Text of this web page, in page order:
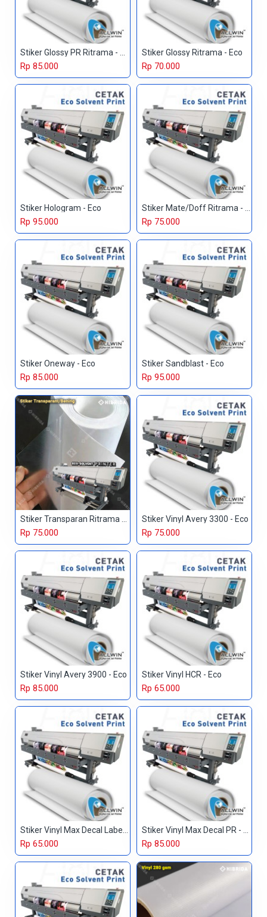
Rp 85.000
Stiker Glossy Ritrama - Eco
Rp 70.000
Stiker Hologram - Eco
Rp 95.000 Rp 75.000
Stiker Oneway - Eco
Rp 85.000
Stiker Sandblast - Eco
Rp 95.000
Rp 75.000
Stiker Vinyl Avery 3300 - Eco
Rp 75.000
Stiker Vinyl Avery 3900 - Eco
Rp 85.000
Stiker Vinyl HCR - Eco
Rp 65.000
Rp 65.000 Rp 85.000